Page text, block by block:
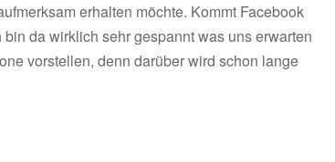
erhalten möchte. Kommt Facebook
da wirklich sehr gespannt was uns erwarten
vorstellen, denn darüber wird schon lange